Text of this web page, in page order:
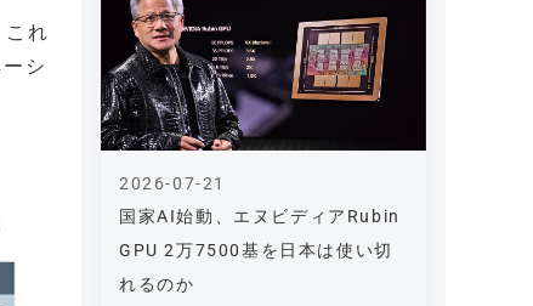
これ
シ
国家AI始動、エヌビディアRubin
GPU 2万7500基を日本は使い切
れるのか
2026-07-21